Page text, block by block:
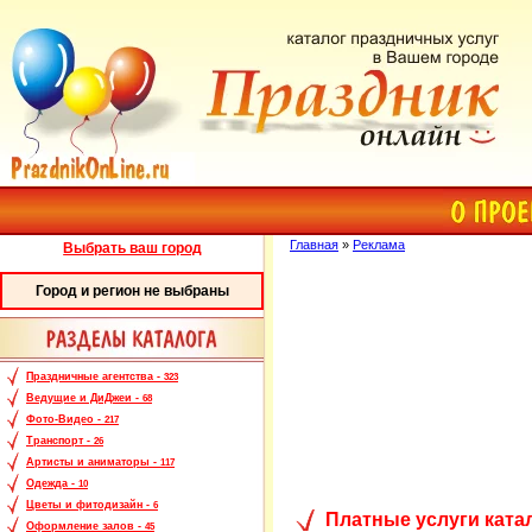
Выбрать ваш город
Город и регион не выбраны
Праздничные агентства - 323
Ведущие и ДиДжеи - 68
Фото-Видео - 217
Транспорт - 26
Артисты и аниматоры - 117
Одежда - 10
Цветы и фитодизайн - 6
Оформление залов - 45
Главная » Реклама
Платные услуги